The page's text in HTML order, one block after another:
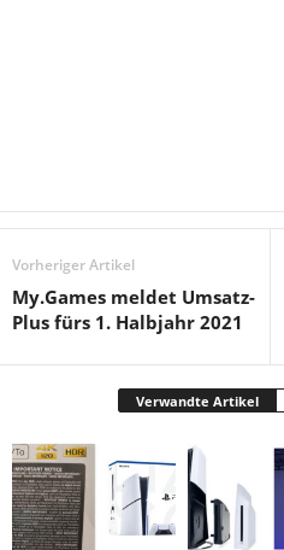
Vorheriger Artikel
My.Games meldet Umsatz-
Plus fürs 1. Halbjahr 2021
Verwandte Artikel